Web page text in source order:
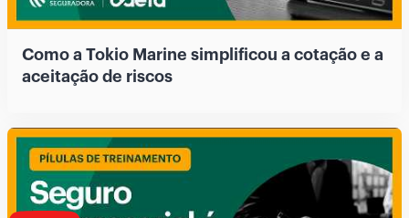
Como a Tokio Marine simplificou a cotação e a
aceitação de riscos